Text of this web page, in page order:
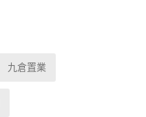
九倉置業